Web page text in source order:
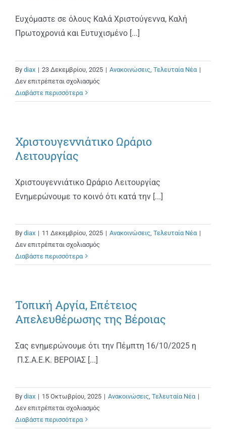
Ευχόμαστε σε όλους Καλά Χριστούγεννα, Καλή
Πρωτοχρονιά και Ευτυχισμένο [...]
By diax | 23 Δεκεμβρίου, 2025 | Ανακοινώσεις Τελευταία Νέα |
Δεν επιτρέπεται σχολιασμόςστο
Κατάρτισης
Διαβάστε περισσότερα
Χριστουγεννιάτικο Ωράριο
Λειτουργίας
Χριστουγεννιάτικο Ωράριο Λειτουργίας
Ενημερώνουμε το κοινό ότι κατά την [...]
By diax | 11 Δεκεμβρίου, 2025 | Ανακοινώσεις Τελευταία Νέα |
Δεν επιτρέπεται σχολιασμόςστο
Ωράριο
Διαβάστε περισσότερα
Τοπική Αργία, Επέτειος
Απελευθέρωσης της Βέροιας
Σας ενημερώνουμε ότι την Πέμπτη 16/10/2025 η
Π.Σ.Α.Ε.Κ. ΒΕΡΟΙΑΣ [...]
By diax | 15 Οκτωβρίου, 2025 | Ανακοινώσεις Τελευταία Νέα |
Δεν επιτρέπεται σχολιασμόςστο
Αργία,
Διαβάστε περισσότερα